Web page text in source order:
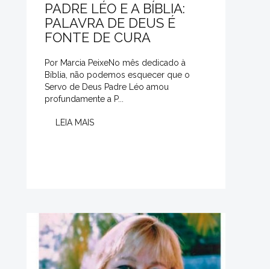
PADRE LÉO E A BÍBLIA:
PALAVRA DE DEUS É
FONTE DE CURA
Por Marcia PeixeNo mês dedicado à
Bíblia, não podemos esquecer que o
Servo de Deus Padre Léo amou
profundamente a P...
LEIA MAIS